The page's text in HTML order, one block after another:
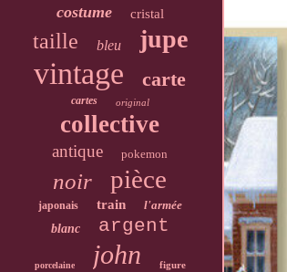
costume cristal
taille bleu jupe
vintage carte
cartes original
collective
antique pokemon
noir pièce
japonais train
l'armée
blanc
argent
porcelaine john figure